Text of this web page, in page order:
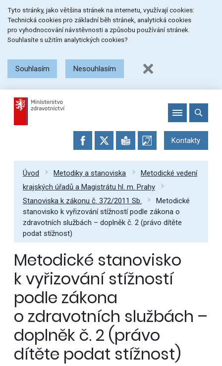
na
menu
na
obsah
na
patičku
stránky
Tyto stránky, jako většina stránek na internetu, využívají cookies:
Technická cookies pro základní běh stránek, analytická cookies
pro vyhodnocování návstěvnosti a způsobu používání stránek.
Souhlasíte s užitím analytických cookies?
Souhlasím Nesouhlasím
Kontakty
Úvod Metodiky a stanoviska
Metodické vedení
krajských úřadů a Magistrátu hl. m. Prahy
Stanoviska k zákonu č. 372/2011 Sb.
Metodické
stanovisko k vyřizování stížností podle zákona o
zdravotních službách – doplněk č. 2 (právo dítěte
podat stížnost)
Metodické stanovisko
k vyřizování stížností
podle zákona
o zdravotních službách –
doplněk č. 2 (právo
dítěte podat stížnost)